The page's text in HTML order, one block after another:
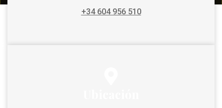
+34 604 956 510